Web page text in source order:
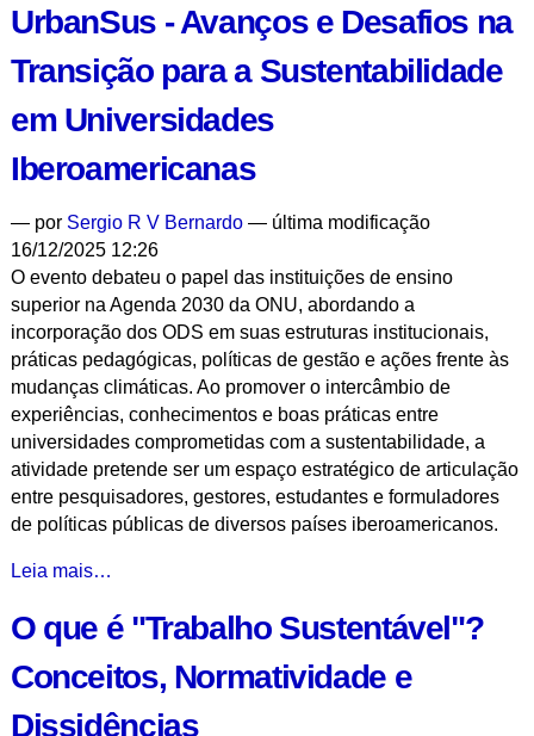
Polarização
Legitimidade
no
Brasil
-
UrbanSus - Avanços e Desafios na
Transição para a Sustentabilidade
em Universidades
Iberoamericanas
— por Sergio R V Bernardo— última modificação
16/12/2025 12:26
O evento debateu o papel das instituições de ensino
superior na Agenda 2030 da ONU, abordando a
incorporação dos ODS em suas estruturas institucionais,
práticas pedagógicas, políticas de gestão e ações frente às
mudanças climáticas. Ao promover o intercâmbio de
experiências, conhecimentos e boas práticas entre
universidades comprometidas com a sustentabilidade, a
atividade pretende ser um espaço estratégico de articulação
entre pesquisadores, gestores, estudantes e formuladores
de políticas públicas de diversos países iberoamericanos.
UrbanSus
Avanços
Desafios
Leia mais…
O que é "Trabalho Sustentável"?
Conceitos, Normatividade e
Dissidências